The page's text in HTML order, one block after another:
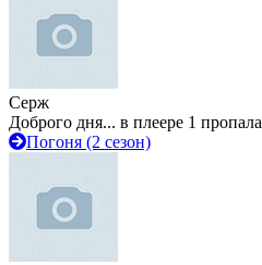
Серж
Доброго дня... в плеере 1
Погоня (2 сезон)